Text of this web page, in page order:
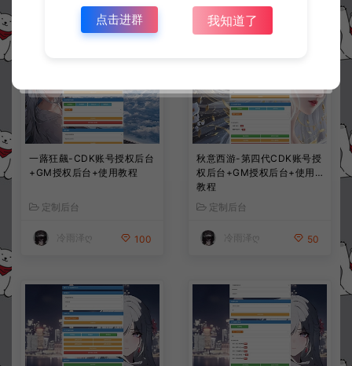
一蕗狂飆-CDK账号授权后台
+GM授权后台+使用教程
定制后台
冷雨泽ღ 100
秋意西游-第四代CDK账号授
权后台+GM授权后台+使用
教程
定制后台
冷雨泽ღ 50
点击进群 我知道了